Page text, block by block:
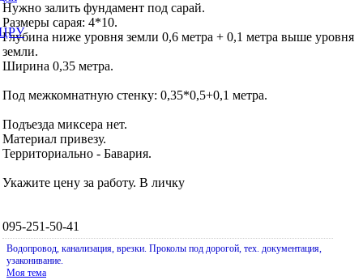
Нужно залить фундамент под сарай.
Размеры сарая: 4*10.
Глубина ниже уровня земли 0,6 метра + 0,1 метра выше уровня
земли.
Ширина 0,35 метра.
Под межкомнатную стенку: 0,35*0,5+0,1 метра.
Подъезда миксера нет.
Материал привезу.
Территориально - Бавария.
Укажите цену за работу. В личку
095-251-50-41
Водопровод, канализация, врезки. Проколы под дорогой, тех. документация,
узаконивание.
Моя тема